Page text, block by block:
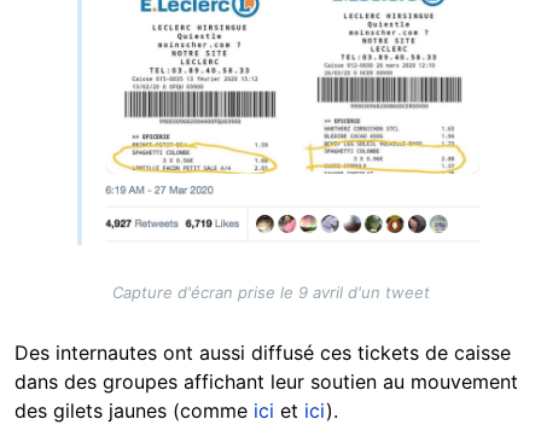
Capture d'écran prise le 9 avril d'un tweet
Des internautes ont aussi diffusé ces tickets de caisse
dans des groupes affichant leur soutien au mouvement
des gilets jaunes (comme ici et ici).